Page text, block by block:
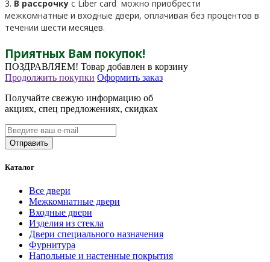
3. В рассрочку c Liber card можно приобрести
межкомнатные и входные двери, оплачивая без процентов в
течении шести месяцев.
Приятных Вам покупок!
ПОЗДРАВЛЯЕМ! Товар добавлен в корзину
Продолжить покупки Оформить заказ
Получайте свежую информацию об
акциях, спец предложениях, скидках
Каталог
Все двери
Межкомнатные двери
Входные двери
Изделия из стекла
Двери специального назначения
Фурнитура
Напольные и настенные покрытия